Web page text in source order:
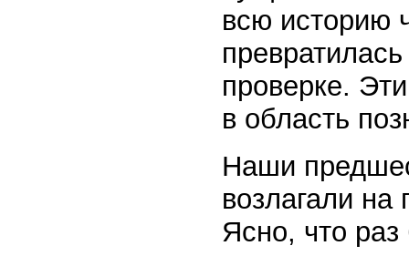
всю историю
проверке.
в область
Наши
возлагали
Ясно, что